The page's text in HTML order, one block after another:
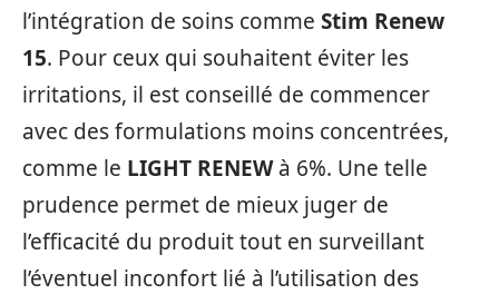
l’intégration de soins comme Stim Renew
15. Pour ceux qui souhaitent éviter les
irritations, il est conseillé de commencer
avec des formulations moins concentrées,
comme le LIGHT RENEWà 6%. Une telle
prudence permet de mieux juger de
l’efficacité du produit tout en surveillant
l’éventuel inconfort lié à l’utilisation des